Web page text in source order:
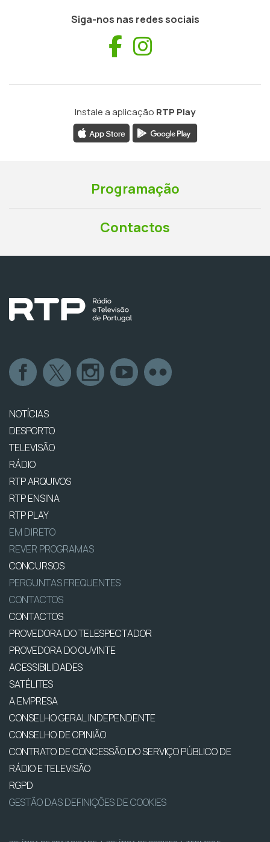
Siga-nos nas redes sociais
Facebook
Instale a aplicação RTP Play
Programação
Contactos
NOTÍCIAS
DESPORTO
TELEVISÃO
RÁDIO
RTP ARQUIVOS
RTP ENSINA
RTP PLAY
EM DIRETO
REVER PROGRAMAS
CONCURSOS
PERGUNTAS FREQUENTES
CONTACTOS
CONTACTOS
PROVEDORA DO TELESPECTADOR
PROVEDORA DO OUVINTE
ACESSIBILIDADES
SATÉLITES
A EMPRESA
CONSELHO GERAL INDEPENDENTE
CONSELHO DE OPINIÃO
CONTRATO DE CONCESSÃO DO SERVIÇO PÚBLICO DE
RÁDIO E TELEVISÃO
RGPD
GESTÃO DAS DEFINIÇÕES DE COOKIES